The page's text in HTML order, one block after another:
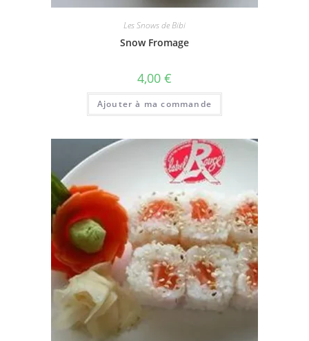
Les Snows de Bibi
Snow Fromage
4,00 €
Ajouter à ma commande